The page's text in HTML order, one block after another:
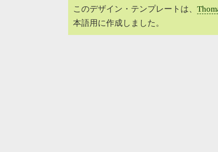
このデザイン・テンプレートは、
本語用に作成しました。